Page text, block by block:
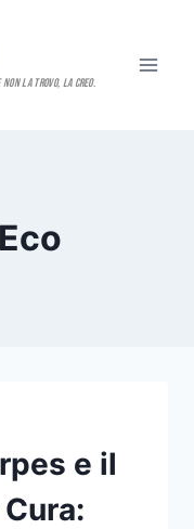
e il